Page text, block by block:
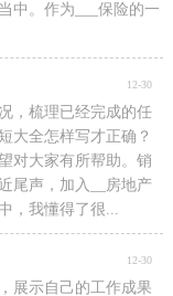
中。作为___保险的一
12-30
，梳理已经完成的任
大全怎样写才正确？
对大家有所帮助。销
尾声，加入__房地产
，我懂得了很...
12-30
展示自己的工作成果